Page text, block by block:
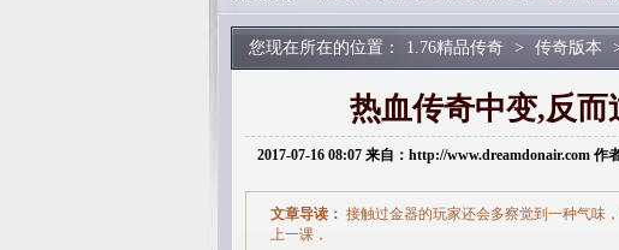
您现在所在的位置： 1.76精品传奇 > 传奇版本
热血传奇中变,反
2017-07-16 08:07 来自：http://www.dreamdonair.com 作
文章导读： 接触过金器的玩家还会多察觉到一种气味
上一课，